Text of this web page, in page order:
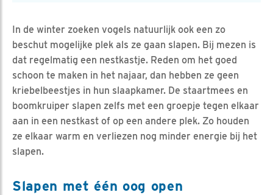
In de winter zoeken vogels natuurlijk ook een zo
beschut mogelijke plek als ze gaan slapen. Bij mezen is
dat regelmatig een nestkastje. Reden om het goed
schoon te maken in het najaar, dan hebben ze geen
kriebelbeestjes in hun slaapkamer. De staartmees en
boomkruiper slapen zelfs met een groepje tegen elkaar
aan in een nestkast of op een andere plek. Zo houden
ze elkaar warm en verliezen nog minder energie bij het
slapen.
Slapen met één oog open